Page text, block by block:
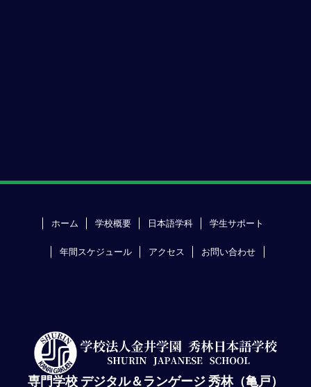
ホーム 学校概要 日本語学科 学生サポート
年間スケジュール アクセス お問い合わせ
専門学校 デジタル＆ランゲージ 秀林（亀戸）